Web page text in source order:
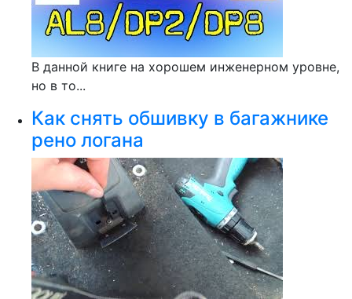
В данной книге на хорошем инженерном уровне,
но в то...
Как снять обшивку в багажнике
рено логана